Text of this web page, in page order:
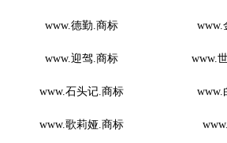
www.德勤.商标 www.
www.迎驾.商标 www.
www.石头记.商标 www.
www.歌莉娅.商标